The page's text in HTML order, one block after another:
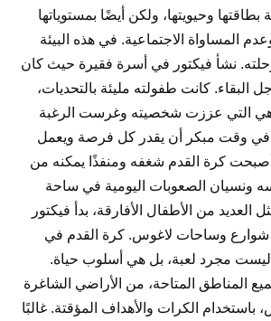
بطاقتها وحيويتها، ولكن أيضًا بمستوياتها
المساواة الاجتماعية. في هذه البيئة
رحلته. نشأ فيكتور في أسرة فقيرة حيث كان
البقاء. كانت طفولته مليئة بالتحديات،
التي عززت شخصيته وغرست الرغبة
في وقت مبكر أن يقدر كل فرصة ويعمل
أصبحت كرة القدم شغفه ومنفذًا يمكنه من
ونسيان الصعوبات اليومية في ساحة
من الأطفال الأفارقة، بدأ فيكتور
شوارع وساحات لاغوس. كرة القدم في
ليست مجرد لعبة، بل هي أسلوب حياة.
المناطق المتاحة، من الأراضي الشاغرة
باستخدام الكرات والأهداف المؤقتة. غالبًا